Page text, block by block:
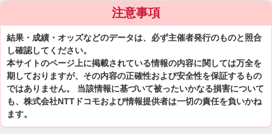
注意事項
結果・成績・オッズなどのデータは、必ず主催者発行のものと照合
し確認してください。
本サイトのページ上に掲載されている情報の内容に関しては万全を
期しておりますが、その内容の正確性および安全性を保証するもの
ではありません。 当該情報に基づいて被ったいかなる損害について
も、株式会社NTTドコモおよび情報提供者は一切の責任を負いかね
ます。